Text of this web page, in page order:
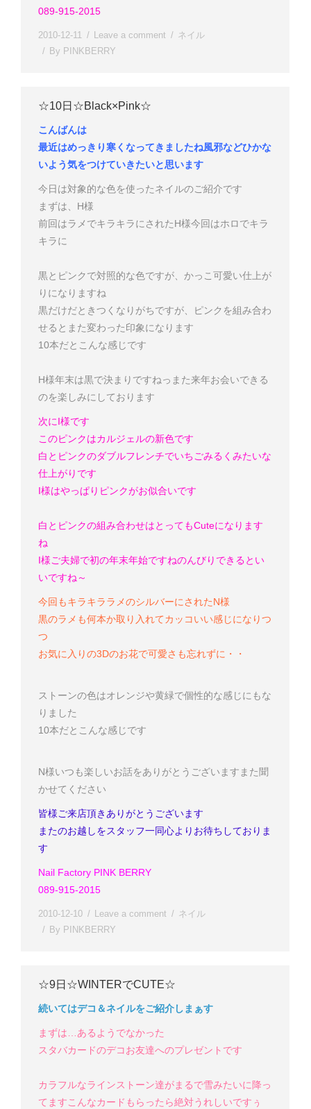
089-915-2015
2010-12-11 Leave a comment
ネイル
By PINKBERRY
☆10日☆Black×Pink☆
こんばんは
最近はめっきり寒くなってきましたね風邪などひかな
いよう気をつけていきたいと思います
今日は対象的な色を使ったネイルのご紹介です
まずは、H様
前回はラメでキラキラにされたH様今回はホロでキラ
キラに
黒とピンクで対照的な色ですが、かっこ可愛い仕上が
りになりますね
黒だけだときつくなりがちですが、ピンクを組み合わ
せるとまた変わった印象になります
10本だとこんな感じです
H様年末は黒で決まりですねっ また来年お会いできる
のを楽しみにしております
次にI様です
このピンクはカルジェルの新色です
白とピンクのダブルフレンチでいちごみるくみたいな
仕上がりです
I様はやっぱりピンクがお似合いです
白とピンクの組み合わせはとってもCuteになります
ね
I様ご夫婦で初の年末年始ですねのんびりできるとい
いですね～
今回もキラキララメのシルバーにされたN様
黒のラメも何本か取り入れてカッコいい感じになりつ
つ
お気に入りの3Dのお花で可愛さも忘れずに・・
ストーンの色はオレンジや黄緑で個性的な感じにもな
りました
10本だとこんな感じです
N様いつも楽しいお話をありがとうございます また聞
かせてください
皆様ご来店頂きありがとうございます
またのお越しをスタッフ一同心よりお待ちしておりま
す
Nail Factory PINK BERRY
089-915-2015
2010-12-10 Leave a comment
ネイル
By PINKBERRY
☆9日☆WINTERでCUTE☆
続いてはデコ＆ネイルをご紹介しまぁす
まずは…あるようでなかった
スタバカードのデコお友達へのプレゼントです
カラフルなラインストーン達がまるで雪みたいに降っ
てますこんなカードもらったら絶対うれしいですぅ